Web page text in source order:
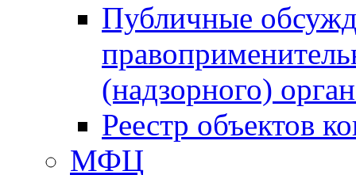
Публичные
(надзорного)
Реестр объектов
МФЦ